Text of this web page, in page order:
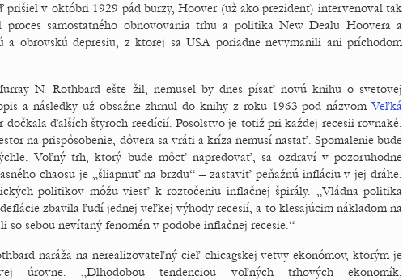
prišiel v októbri 1929 pád burzy, Hoover (už ako prezident) intervenoval tak
proces samostatného obnovovania trhu a politika New Dealu Hoovera a
a obrovskú depresiu, z ktorej sa USA poriadne nevymanili ani príchodom
N. Rothbard ešte žil, nemusel by dnes písať novú knihu o svetovej
a následky už obsažne zhrnul do knihy z roku 1963 pod názvom Veľká
dočkala ďalších štyroch reedícií. Posolstvo je totiž pri každej recesii rovnaké.
na prispôsobenie, dôvera sa vráti a kríza nemusí nastať. Spomalenie bude
Voľný trh, ktorý bude môcť napredovať, sa ozdraví v pozoruhodne
chaosu je „šliapnuť na brzdu“ – zastaviť peňažnú infláciu v jej dráhe.
politikov môžu viesť k roztočeniu inflačnej špirály. „Vládna politika
zbavila ľudí jednej veľkej výhody recesií, a to klesajúcim nákladom na
sebou nevítaný fenomén v podobe inflačnej recesie.“
naráža na nerealizovateľný cieľ chicagskej vetvy ekonómov, ktorým je
úrovne. „Dlhodobou tendenciou voľných trhových ekonomík,